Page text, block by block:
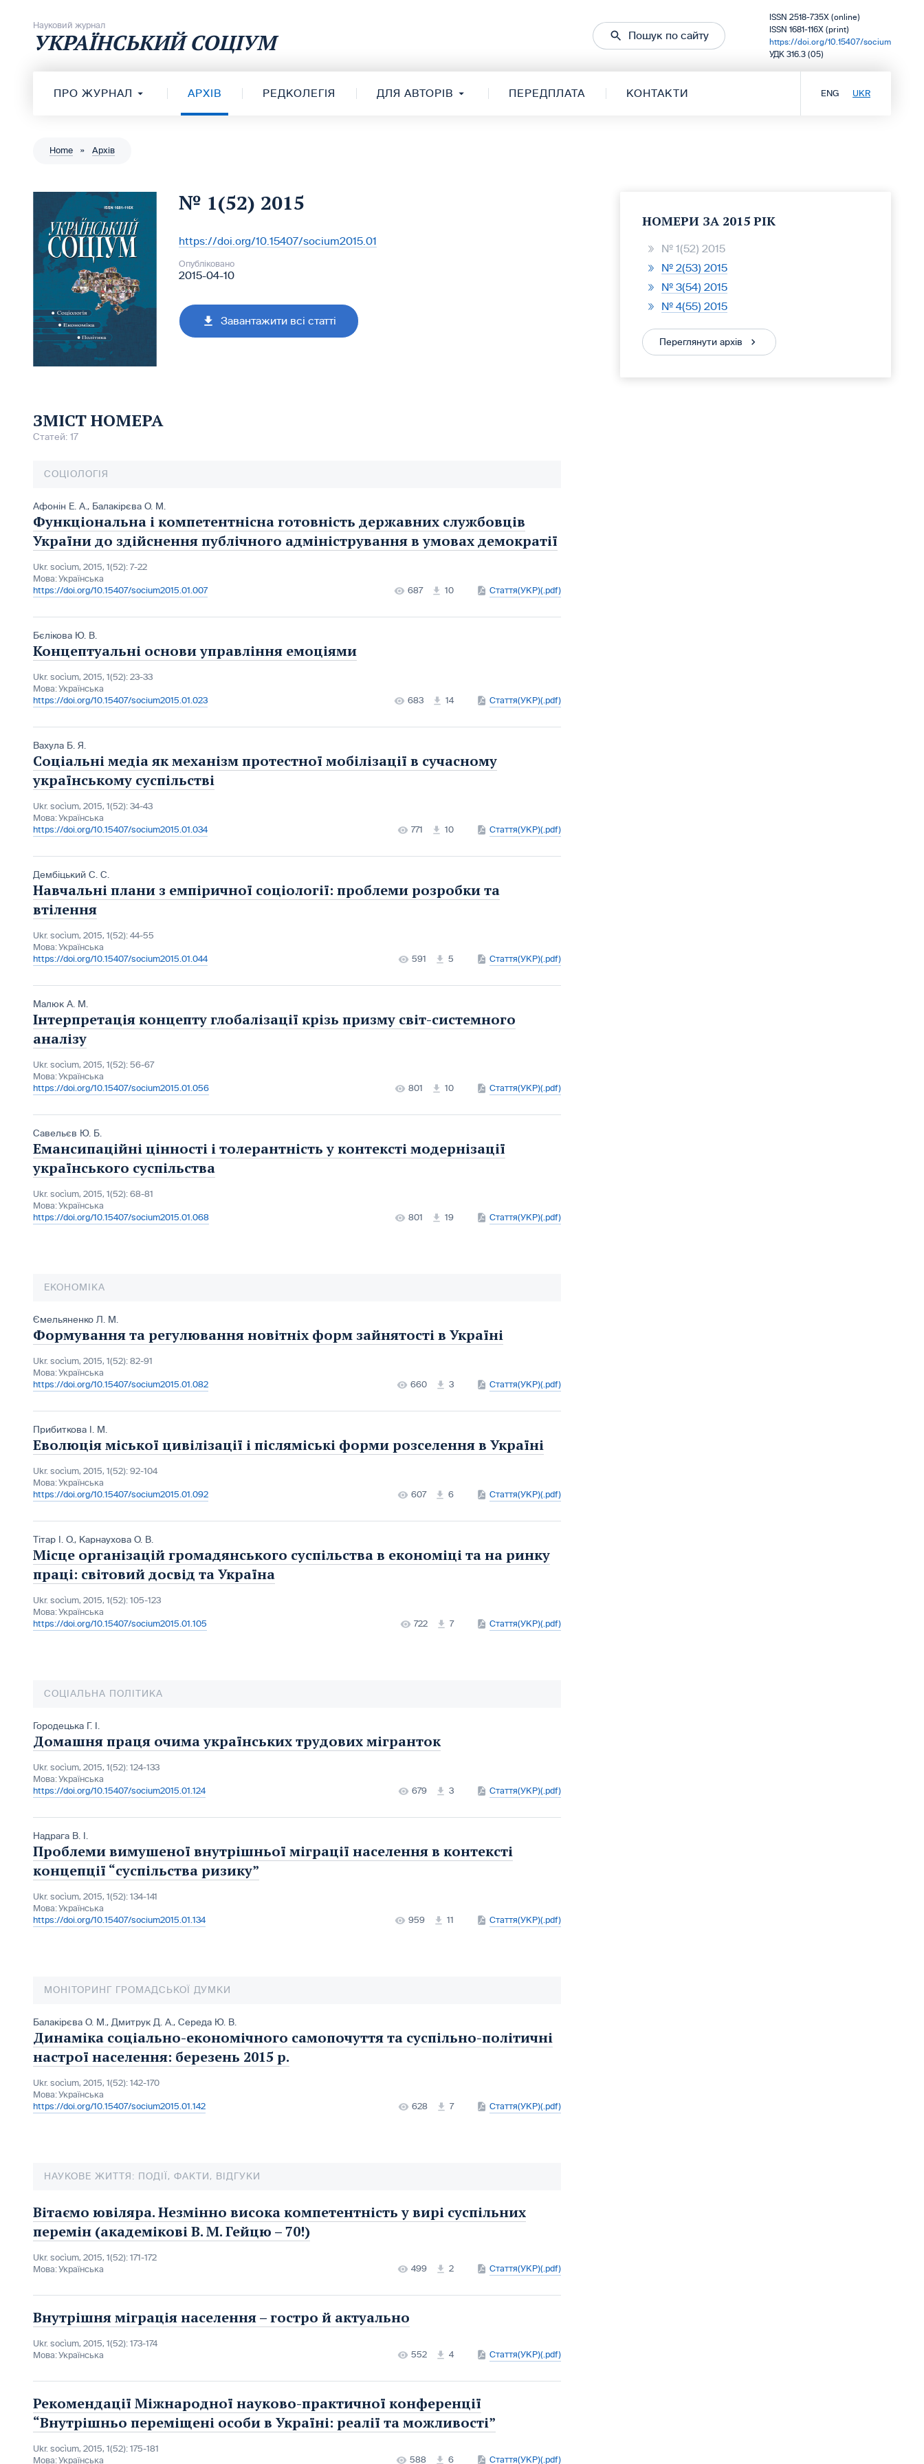
Науковий журнал
УКРАЇНСЬКИЙ СОЦІУМ Пошук по сайту
ISSN 2518-735X (online)
ISSN 1681-116X (print)
https://doi.org/10.15407/socium
УДК 316.3 (05)
ПРО ЖУРНАЛ АРХІВ РЕДКОЛЕГІЯ ДЛЯ АВТОРІВ ПЕРЕДПЛАТА КОНТАКТИ ENG UKR
Home » Архів
№ 1(52) 2015
DOI:
https://doi.org/10.15407/socium2015.01
Опубліковано
2015-04-10
Завантажити всі статті
ЗМІСТ НОМЕРА
Статей: 17
СОЦІОЛОГІЯ
Афонін Е. А., Балакірєва О. М.
Функціональна і компетентнісна готовність державних службовців
України до здійснення публічного адміністрування в умовах демократії
Ukr. socìum, 2015, 1(52): 7-22
Мова:Українська
https://doi.org/10.15407/socium2015.01.007
687 10 Стаття(УКР)(.pdf)
Бєлікова Ю. В.
Концептуальні основи управління емоціями
Ukr. socìum, 2015, 1(52): 23-33
Мова:Українська
https://doi.org/10.15407/socium2015.01.023
683 14 Стаття(УКР)(.pdf)
Вахула Б. Я.
Соціальні медіа як механізм протестної мобілізації в сучасному
українському суспільстві
Ukr. socìum, 2015, 1(52): 34-43
Мова:Українська
https://doi.org/10.15407/socium2015.01.034
771 10 Стаття(УКР)(.pdf)
Дембіцький С. С.
Навчальні плани з емпіричної соціології: проблеми розробки та
втілення
Ukr. socìum, 2015, 1(52): 44-55
Мова:Українська
https://doi.org/10.15407/socium2015.01.044
591 5 Стаття(УКР)(.pdf)
Малюк А. М.
Інтерпретація концепту глобалізації крізь призму світ-системного
аналізу
Ukr. socìum, 2015, 1(52): 56-67
Мова:Українська
https://doi.org/10.15407/socium2015.01.056
801 10 Стаття(УКР)(.pdf)
Савельєв Ю. Б.
Емансипаційні цінності і толерантність у контексті модернізації
українського суспільства
Ukr. socìum, 2015, 1(52): 68-81
Мова:Українська
https://doi.org/10.15407/socium2015.01.068
801 19 Стаття(УКР)(.pdf)
ЕКОНОМІКА
Ємельяненко Л. М.
Формування та регулювання новітніх форм зайнятості в Україні
Ukr. socìum, 2015, 1(52): 82-91
Мова:Українська
https://doi.org/10.15407/socium2015.01.082
660 3 Стаття(УКР)(.pdf)
Прибиткова І. М.
Еволюція міської цивілізації і післяміські форми розселення в Україні
Ukr. socìum, 2015, 1(52): 92-104
Мова:Українська
https://doi.org/10.15407/socium2015.01.092
607 6 Стаття(УКР)(.pdf)
Тітар І. О., Карнаухова О. В.
Місце організацій громадянського суспільства в економіці та на ринку
праці: світовий досвід та Україна
Ukr. socìum, 2015, 1(52): 105-123
Мова:Українська
https://doi.org/10.15407/socium2015.01.105
722 7 Стаття(УКР)(.pdf)
СОЦІАЛЬНА ПОЛІТИКА
Городецька Г. І.
Домашня праця очима українських трудових мігранток
Ukr. socìum, 2015, 1(52): 124-133
Мова:Українська
https://doi.org/10.15407/socium2015.01.124
679 3 Стаття(УКР)(.pdf)
Надрага В. І.
Проблеми вимушеної внутрішньої міграції населення в контексті
концепції “суспільства ризику”
Ukr. socìum, 2015, 1(52): 134-141
Мова:Українська
https://doi.org/10.15407/socium2015.01.134
959 11 Стаття(УКР)(.pdf)
МОНІТОРИНГ ГРОМАДСЬКОЇ ДУМКИ
Балакірєва О. М., Дмитрук Д. А., Середа Ю. В.
Динаміка соціально-економічного самопочуття та суспільно-політичні
настрої населення: березень 2015 р.
Ukr. socìum, 2015, 1(52): 142-170
Мова:Українська
https://doi.org/10.15407/socium2015.01.142
628 7 Стаття(УКР)(.pdf)
НАУКОВЕ ЖИТТЯ: ПОДІЇ, ФАКТИ, ВІДГУКИ
Вітаємо ювіляра. Незмінно висока компетентність у вирі суспільних
перемін (академікові В. М. Гейцю – 70!)
Ukr. socìum, 2015, 1(52): 171-172
Мова:Українська 499 2 Стаття(УКР)(.pdf)
Внутрішня міграція населення – гостро й актуально
Ukr. socìum, 2015, 1(52): 173-174
Мова:Українська 552 4 Стаття(УКР)(.pdf)
Рекомендації Міжнародної науково-практичної конференції
“Внутрішньо переміщені особи в Україні: реалії та можливості”
Ukr. socìum, 2015, 1(52): 175-181
Мова:Українська 588 6 Стаття(УКР)(.pdf)
НОМЕРИ ЗА 2015 РІК
№ 1(52) 2015
№ 2(53) 2015
№ 3(54) 2015
№ 4(55) 2015
Переглянути архів